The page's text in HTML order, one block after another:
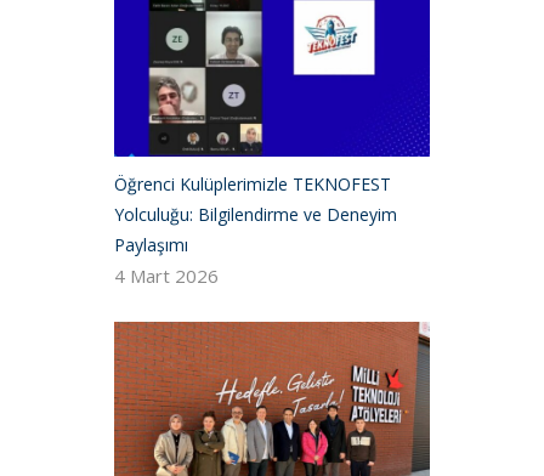
Öğrenci Kulüplerimizle TEKNOFEST
Yolculuğu: Bilgilendirme ve Deneyim
Paylaşımı
4 Mart 2026